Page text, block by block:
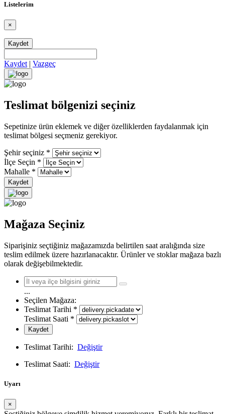
Listelerim
×
Kaydet
Kaydet| Vazgeç
Teslimat bölgenizi seçiniz
Sepetinize ürün eklemek ve diğer özelliklerden faydalanmak için
teslimat bölgesi seçmeniz gerekiyor.
Şehir seçiniz *
İlçe Seçin *
Mahalle *
Kaydet
Mağaza Seçiniz
Siparişiniz seçtiğiniz mağazamızda belirtilen saat aralığında size
teslim edilmek üzere hazırlanacaktır. Ürünler ve stoklar mağaza bazlı
olarak değişebilmektedir.
...
Seçilen Mağaza:
Teslimat Tarihi *
Teslimat Saati *
Kaydet
Teslimat Tarihi: Değiştir
Teslimat Saati: Değiştir
Uyarı
×